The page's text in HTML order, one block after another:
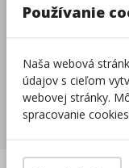
Zobraziť
Používanie
Naša webová
údajov s cieľom
webovej stránky.
spracovanie